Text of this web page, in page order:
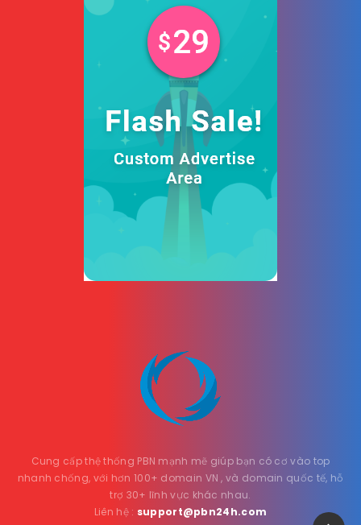
Cung cấp thệ thống PBN mạnh mẽ giúp bạn có cơ vào top
nhanh chống, với hơn 100+ domain VN , và domain quốc tế, hỗ
trợ 30+ lĩnh vực khác nhau.
Liên hệ : support@pbn24h.com